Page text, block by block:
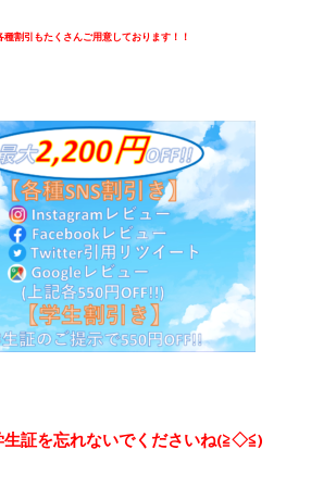
種割引もたくさんご用意しております！！
証を忘れないでくださいね(≧◇≦)